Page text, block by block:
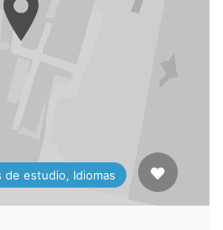
estudio, Idiomas